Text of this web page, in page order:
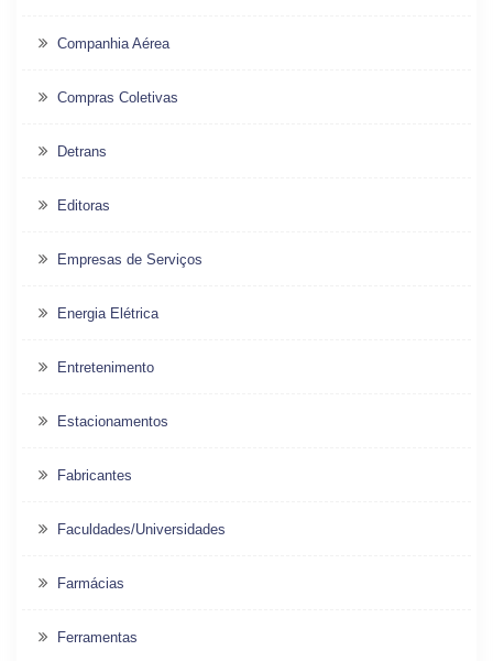
Companhia Aérea
Compras Coletivas
Detrans
Editoras
Empresas de Serviços
Energia Elétrica
Entretenimento
Estacionamentos
Fabricantes
Faculdades/Universidades
Farmácias
Ferramentas